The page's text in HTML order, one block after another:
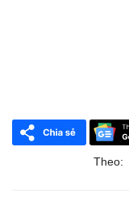
Theo: